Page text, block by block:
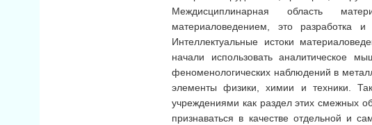
Междисциплинарная область
материаловедением, это разработка
Интеллектуальные истоки
начали использовать аналитическое
феноменологических наблюдений в
элементы физики, химии и техники.
учреждениями как раздел этих смежных
признаваться в качестве отдельной и